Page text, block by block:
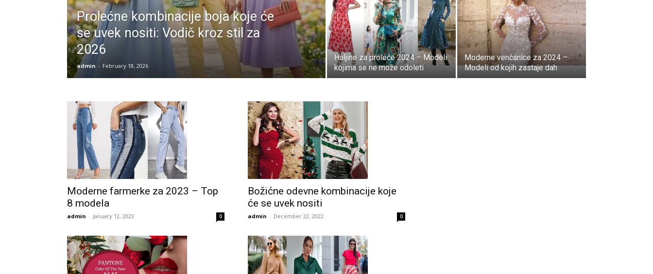
Prolećne kombinacije boja koje će
se uvek nositi: Vodič kroz stil za
2026
admin - February 18, 2026
Haljine za proleće 2024 – Modeli
kojima se ne može odoleti
Moderne venčanice za 2024 –
Modeli od kojih zastaje dah
Moderne farmerke za 2023 – Top
8 modela
admin - January 12, 2023 0
Božićne odevne kombinacije koje
će se uvek nositi
admin - December 22, 2022 0